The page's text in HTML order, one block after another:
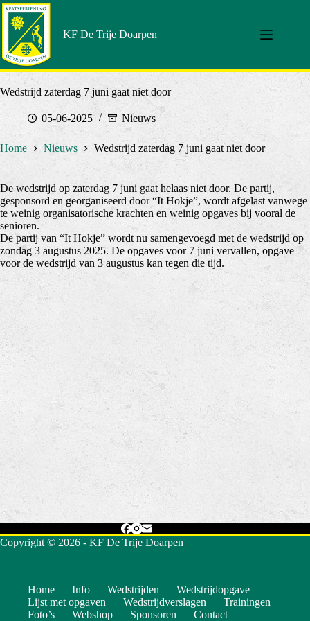
Doorgaan
naar
artikel
KF De Trije Doarpen
Wedstrijd zaterdag 7 juni gaat niet door
05-06-2025 Nieuws
Home Nieuws Wedstrijd zaterdag 7 juni gaat niet door
De wedstrijd op zaterdag 7 juni gaat helaas niet door. De partij,
gesponsord en georganiseerd door “It Hokje”, wordt afgelast vanwege
te weinig organisatorische krachten en weinig opgaves bij vooral de
senioren.
De partij van “It Hokje” wordt nu samengevoegd met de wedstrijd op
zondag 3 augustus 2025. De opgaves voor 7 juni vervallen, opgave
voor de wedstrijd van 3 augustus kan tegen die tijd.
Copyright © 2026 - KF De Trije Doarpen
Home Info Wedstrijden
Wedstrijdopgave
Lijst met opgaven
Wedstrijdverslagen
Trainingen
Foto’s
Webshop Sponsoren Contact